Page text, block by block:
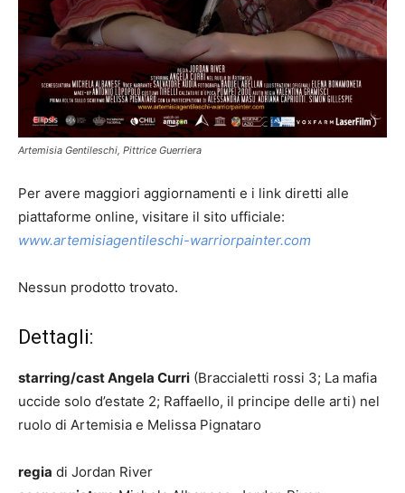
Artemisia Gentileschi, Pittrice Guerriera
Per avere maggiori aggiornamenti e i link diretti alle
piattaforme online, visitare il sito ufficiale:
www.artemisiagentileschi-warriorpainter.com
Nessun prodotto trovato.
Dettagli:
starring/cast Angela Curri (Braccialetti rossi 3; La mafia
uccide solo d’estate 2; Raffaello, il principe delle arti) nel
ruolo di Artemisia e Melissa Pignataro
regia di Jordan River